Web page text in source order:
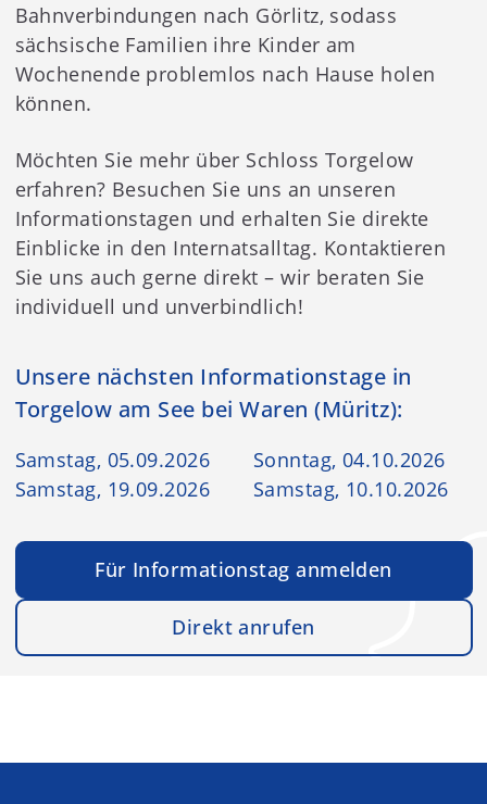
Bahnverbindungen nach Görlitz, sodass
sächsische Familien ihre Kinder am
Wochenende problemlos nach Hause holen
können.
Möchten Sie mehr über Schloss Torgelow
erfahren? Besuchen Sie uns an unseren
Informationstagen und erhalten Sie direkte
Einblicke in den Internatsalltag. Kontaktieren
Sie uns auch gerne direkt – wir beraten Sie
individuell und unverbindlich!
Unsere nächsten Informationstage in
Torgelow am See bei Waren (Müritz):
Samstag, 05.09.2026
Samstag, 19.09.2026
Sonntag, 04.10.2026
Samstag, 10.10.2026
Für Informationstag anmelden
Direkt anrufen